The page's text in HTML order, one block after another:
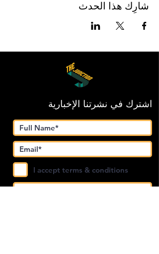
شارِك هذا الحدث
اشترك في نشرتنا الإخبارية
I accept terms & conditions